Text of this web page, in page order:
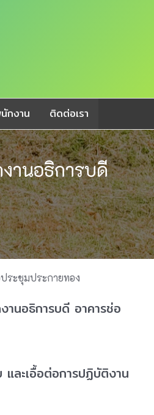
กงาน ติดต่อเรา
านอธิการบดี
ระชุมประกายทอง
นอธิการบดี อาคารช่อ
และเอื้อต่อการปฏิบัติงาน